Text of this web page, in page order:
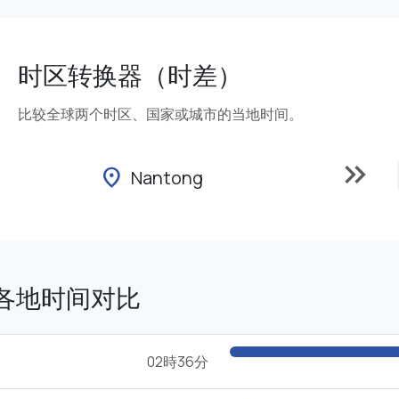
时区转换器（时差）
比较全球两个时区、国家或城市的当地时间。
location_on Nantong keyboard_double_arrow_right
地时间对比
02時36分